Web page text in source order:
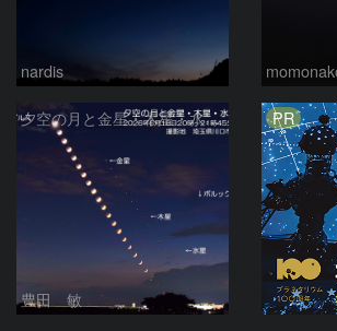
nardis
夕空の月と金星・木星・水星の接近 2026/6/18
豊田 敏
PR